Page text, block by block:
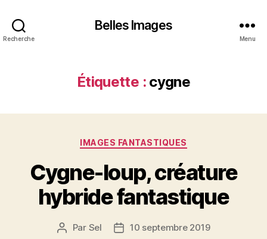
Recherche
Belles Images
Menu
Étiquette : cygne
Catégories
IMAGES FANTASTIQUES
Cygne-loup, créature
hybride fantastique
Auteur
Par Sel
Date10 septembre 2019